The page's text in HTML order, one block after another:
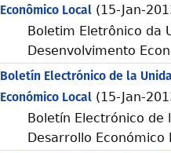
Econômico Local(15-Jan-
Boletim Eletrônico da
Desenvolvimento
Boletín Electrónico de la
Económico Local(15-Jan-
Boletín Electrónico de
Desarrollo Económico